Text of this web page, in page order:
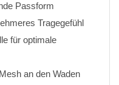
Passform
Tragegefühl
für optimale
an den Waden